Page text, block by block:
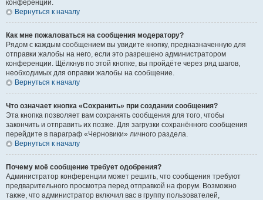
конференции.
Вернуться к началу
Как мне пожаловаться на сообщения модератору?
Рядом с каждым сообщением вы увидите кнопку, предназначенную для
отправки жалобы на него, если это разрешено администратором
конференции. Щёлкнув по этой кнопке, вы пройдёте через ряд шагов,
необходимых для оправки жалобы на сообщение.
Вернуться к началу
Что означает кнопка «Сохранить» при создании сообщения?
Эта кнопка позволяет вам сохранять сообщения для того, чтобы
закончить и отправить их позже. Для загрузки сохранённого сообщения
перейдите в параграф «Черновики» личного раздела.
Вернуться к началу
Почему моё сообщение требует одобрения?
Администратор конференции может решить, что сообщения требуют
предварительного просмотра перед отправкой на форум. Возможно
также, что администратор включил вас в группу пользователей,